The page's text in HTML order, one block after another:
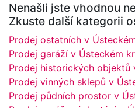
Nenašli jste vhodnou
Zkuste další kategorii
Prodej ostatních v
Prodej garáží v Ústeckém
Prodej historických objektů
Prodej vinných sklepů v
Prodej půdních prostor v